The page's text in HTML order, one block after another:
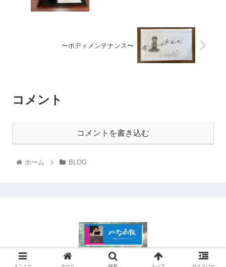
〜ボディメンテナンス〜
コメント
コメントを書き込む
ホーム BLOG
© 2021 .
メニュー ホーム 検索 トップ サイドバー